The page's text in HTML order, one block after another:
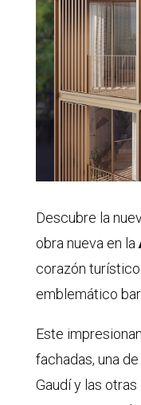
Descubre la
obra nueva en la
corazón turístico
emblemático
Este
fachadas, una
Gaudí y las